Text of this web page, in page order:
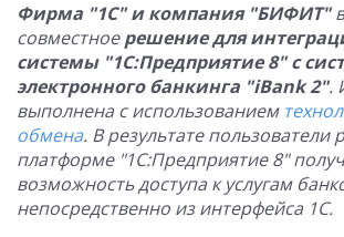
Фирма "1С" и компания "БИФИТ"
совместноерешение для
системы "1С:Предприятие 8" с
электронного банкинга "iBank 2".
выполнена с использованием
обмена. В результате пользователи
платформе "1С:Предприятие 8"
возможность доступа к услугам
непосредственно из интерфейса 1С.